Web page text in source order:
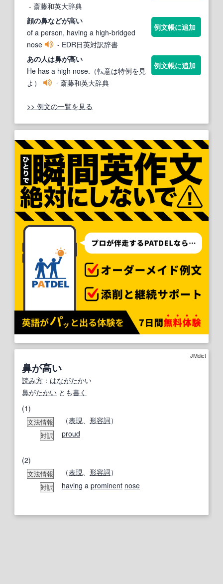
- 斎藤和英大辞典
顔の鼻などが高い
of a person, having a high-bridged
nose
- EDR日英対訳辞書
例文帳に追加
あの人は鼻が高い
He has a high nose.（転意は特例を見
よ）
- 斎藤和英大辞典
例文帳に追加
>> 例文の一覧を見る
JMdict
鼻が高い
読み方 ： はながたかい
鼻がたかい とも書く
(1)
文法情報 （表現 形容詞）
対訳 proud
(2)
文法情報 （表現 形容詞）
対訳 having a prominent nose